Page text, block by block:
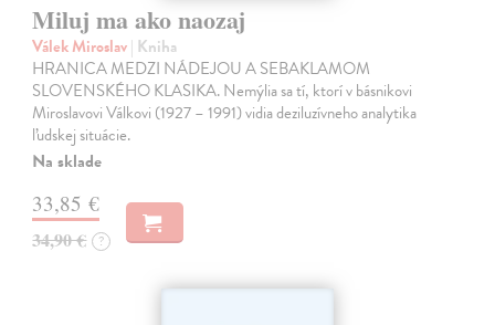
Miluj ma ako naozaj
Válek Miroslav| Kniha
HRANICA MEDZI NÁDEJOU A SEBAKLAMOM
SLOVENSKÉHO KLASIKA. Nemýlia sa tí, ktorí v básnikovi
Miroslavovi Válkovi (1927 – 1991) vidia deziluzívneho analytika
ľudskej situácie.
Na sklade
33,85 €
34,90 € ?